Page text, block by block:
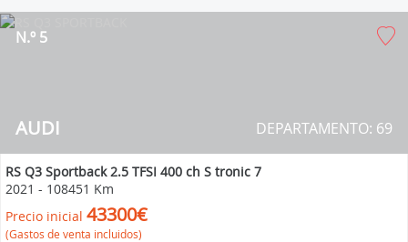
AUDI
N.º 5
DEPARTAMENTO: 69
RS Q3 Sportback 2.5 TFSI 400 ch S tronic 7
2021 - 108451 Km
Precio inicial 43300€
(Gastos de venta incluidos)